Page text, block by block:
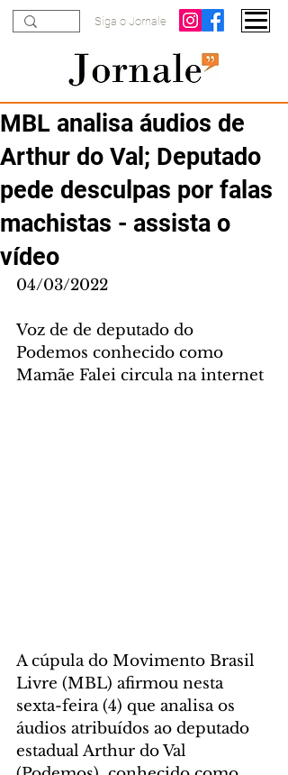
Siga o Jornale
MBL analisa áudios de
Arthur do Val; Deputado
pede desculpas por falas
machistas - assista o
vídeo
04/03/2022
Voz de de deputado do
Podemos conhecido como
Mamãe Falei circula na internet
A cúpula do Movimento Brasil
Livre (MBL) afirmou nesta
sexta-feira (4) que analisa os
áudios atribuídos ao deputado
estadual Arthur do Val